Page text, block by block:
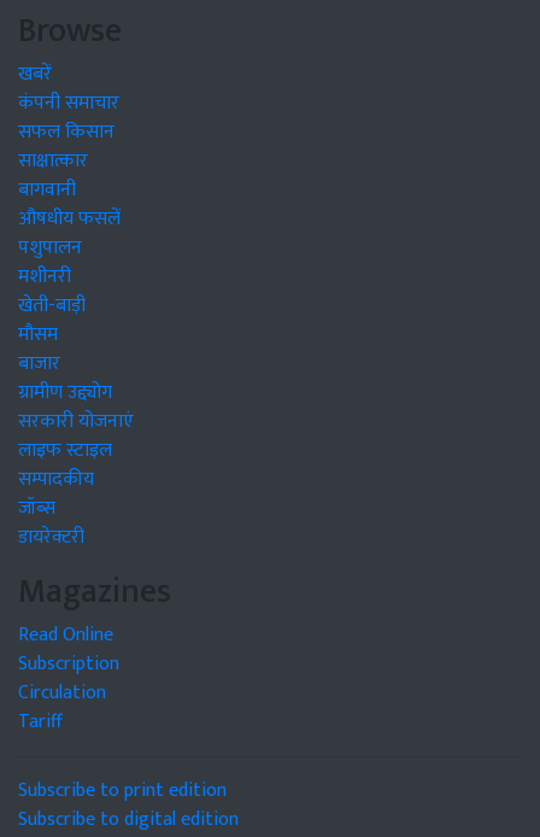
Browse
खबरें
कंपनी समाचार
सफल किसान
साक्षात्कार
बागवानी
औषधीय फसलें
पशुपालन
मशीनरी
खेती-बाड़ी
मौसम
बाजार
ग्रामीण उद्द्योग
सरकारी योजनाएं
लाइफ स्टाइल
सम्पादकीय
जॉब्स
डायरेक्टरी
Magazines
Read Online
Subscription
Circulation
Tariff
Subscribe to print edition
Subscribe to digital edition